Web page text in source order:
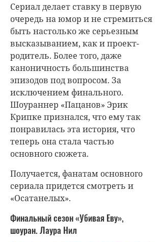
Сериал делает ставку в первую
очередь на юмор и не стремиться
быть настолько же серьезным
высказыванием, как и проект-
родитель. Более того, даже
каноничность большинства
эпизодов под вопросом. За
исключением финального.
Шоураннер «Пацанов» Эрик
Крипке признался, что ему так
понравилась эта история, что
теперь она стала частью
основного сюжета.
Получается, фанатам основного
сериала придется смотреть и
«Осатанелых».
Финальный сезон «Убивая Еву»,
шоуран. Лаура Нил